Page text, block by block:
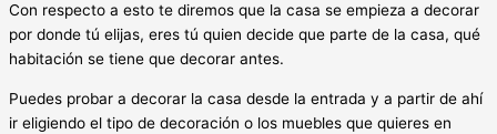
Con respecto a esto te diremos que la casa se empieza a decorar
por donde tú elijas, eres tú quien decide que parte de la casa, qué
habitación se tiene que decorar antes.
Puedes probar a decorar la casa desde la entrada y a partir de ahí
ir eligiendo el tipo de decoración o los muebles que quieres en